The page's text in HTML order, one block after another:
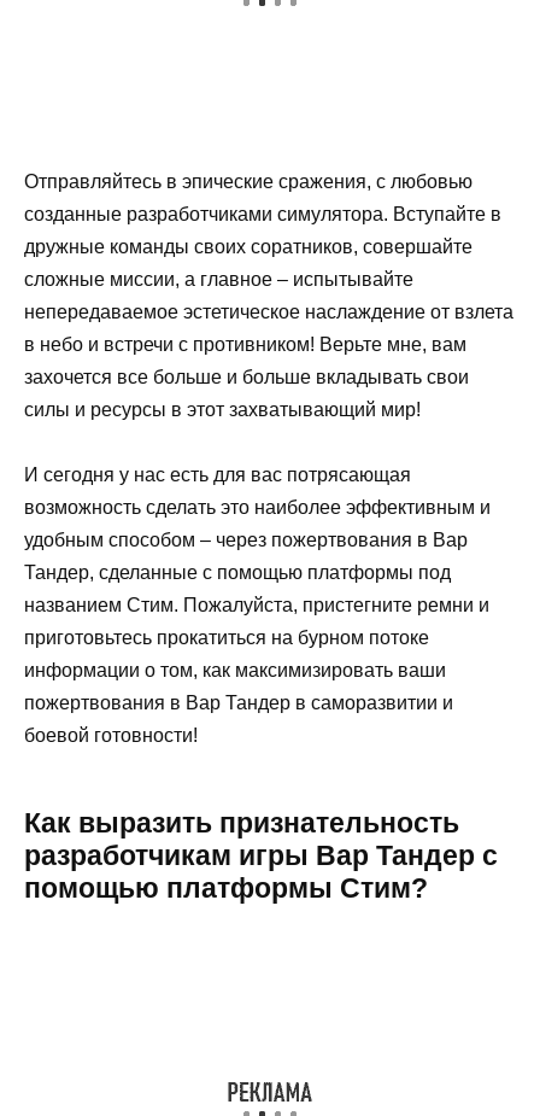
Отправляйтесь в эпические сражения, с любовью
созданные разработчиками симулятора. Вступайте в
дружные команды своих соратников, совершайте
сложные миссии, а главное – испытывайте
непередаваемое эстетическое наслаждение от взлета
в небо и встречи с противником! Верьте мне, вам
захочется все больше и больше вкладывать свои
силы и ресурсы в этот захватывающий мир!
И сегодня у нас есть для вас потрясающая
возможность сделать это наиболее эффективным и
удобным способом – через пожертвования в Вар
Тандер, сделанные с помощью платформы под
названием Стим. Пожалуйста, пристегните ремни и
приготовьтесь прокатиться на бурном потоке
информации о том, как максимизировать ваши
пожертвования в Вар Тандер в саморазвитии и
боевой готовности!
Как выразить признательность
разработчикам игры Вар Тандер с
помощью платформы Стим?